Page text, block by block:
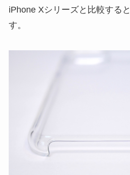
iPhone Xシリーズと比較する
す。